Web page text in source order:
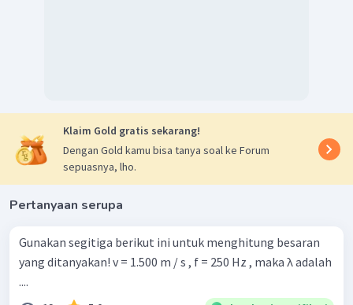
Klaim Gold gratis sekarang!
Dengan Gold kamu bisa tanya soal ke Forum
sepuasnya, lho.
Pertanyaan serupa
Gunakan segitiga berikut ini untuk menghitung besaran
yang ditanyakan! v = 1.500 m / s , f = 250 Hz , maka λ adalah
....